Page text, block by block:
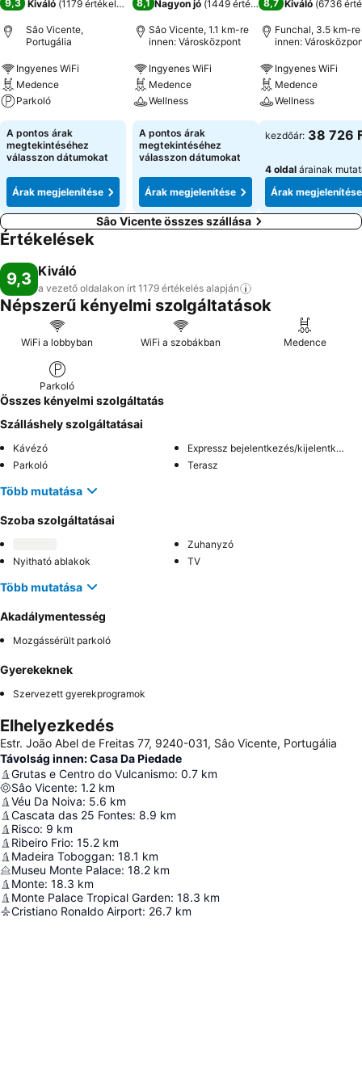
9,3 Kiváló (1179 értékelés
Sâo Vicente,
Portugália
Ingyenes WiFi
Medence
Parkoló
A pontos árak
megtekintéséhez
válasszon dátumokat
Árak megjelenítése
8,1 Nagyon jó (1449 értékelés)
Sâo Vicente, 1.1 km-re
innen: Városközpont
Ingyenes WiFi
Medence
Wellness
A pontos árak
megtekintéséhez
válasszon dátumokat
Árak megjelenítése
8,7 Kiváló (6736
Funchal, 3.5 km-re
innen:
Ingyenes WiFi
Medence
Wellness
kezdőár: 38 726
4 oldal árainak
Árak megjelenítése
Sâo Vicente összes szállása
Értékelések
9,3 Kiváló
a vezető oldalakon írt 1179 értékelés alapján
Népszerű kényelmi szolgáltatások
WiFi a lobbyban WiFi a szobákban Medence
Parkoló
Összes kényelmi szolgáltatás
Szálláshely szolgáltatásai
Kávézó
Expressz bejelentkezés/kijelentkezés
Parkoló
Terasz
Több mutatása
Szoba szolgáltatásai
Zuhanyzó
Nyitható ablakok
TV
Több mutatása
Akadálymentesség
Mozgássérült parkoló
Gyerekeknek
Szervezett gyerekprogramok
Elhelyezkedés
Estr. João Abel de Freitas 77, 9240-031, Sâo Vicente, Portugália
Távolság innen: Casa Da Piedade
Grutas e Centro do Vulcanismo: 0.7 km
Sâo Vicente: 1.2 km
Véu Da Noiva: 5.6 km
Cascata das 25 Fontes: 8.9 km
Risco: 9 km
Ribeiro Frio: 15.2 km
Madeira Toboggan: 18.1 km
Museu Monte Palace: 18.2 km
Monte: 18.3 km
Monte Palace Tropical Garden: 18.3 km
Cristiano Ronaldo Airport: 26.7 km